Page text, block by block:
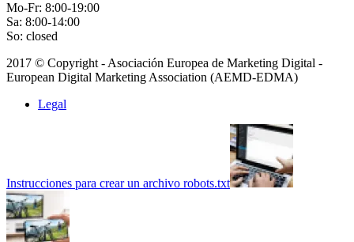
Mo-Fr: 8:00-19:00
Sa: 8:00-14:00
So: closed
2017 © Copyright - Asociación Europea de Marketing Digital -
European Digital Marketing Association (AEMD-EDMA)
Legal
Instrucciones para crear un archivo robots.txt